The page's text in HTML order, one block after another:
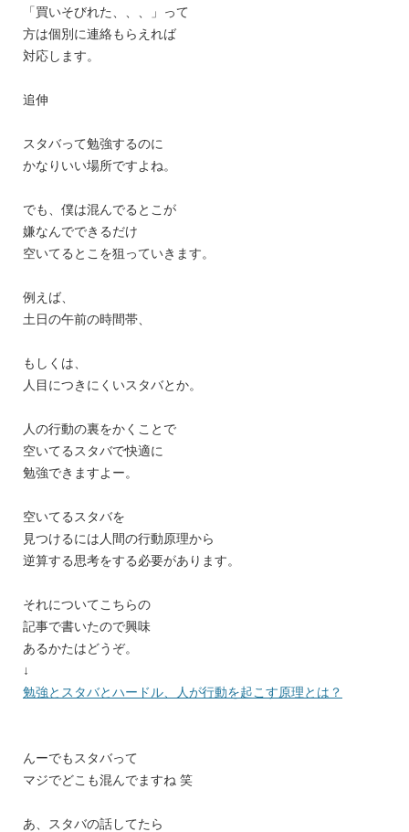
「買いそびれた、、、」って
方は個別に連絡もらえれば
対応します。
追伸
スタバって勉強するのに
かなりいい場所ですよね。
でも、僕は混んでるとこが
嫌なんでできるだけ
空いてるとこを狙っていきます。
例えば、
土日の午前の時間帯、
もしくは、
人目につきにくいスタバとか。
人の行動の裏をかくことで
空いてるスタバで快適に
勉強できますよー。
空いてるスタバを
見つけるには人間の行動原理から
逆算する思考をする必要があります。
それについてこちらの
記事で書いたので興味
あるかたはどうぞ。
↓
勉強とスタバとハードル、人が行動を起こす原理とは？
んーでもスタバって
マジでどこも混んでますね 笑
あ、スタバの話してたら